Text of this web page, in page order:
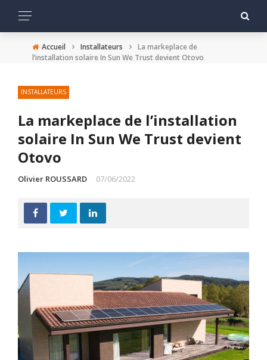
Accueil › Installateurs › La markeplace de
l’installation solaire In Sun We Trust devient Otovo
INSTALLATEURS
La markeplace de l’installation
solaire In Sun We Trust devient
Otovo
Olivier ROUSSARD 07/06/2022